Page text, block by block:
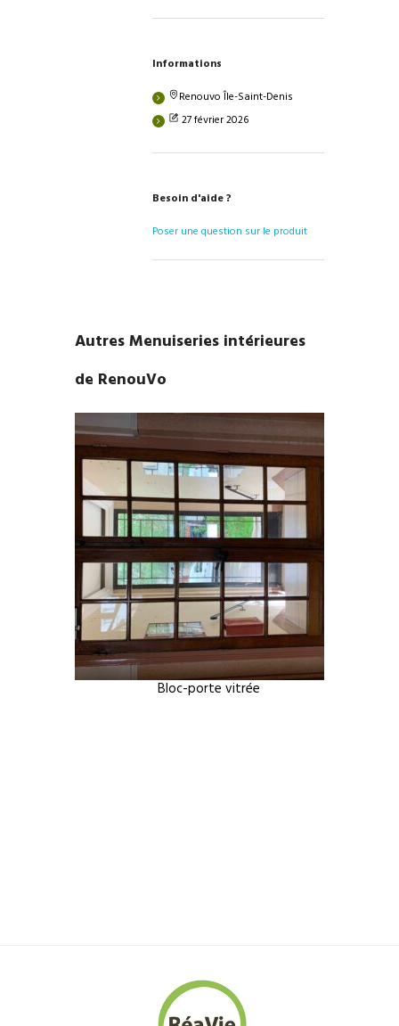
Informations
Renouvo Île-Saint-Denis
27 février 2026
Besoin d'aide ?
Poser une question sur le produit
Autres Menuiseries intérieures
de RenouVo
Bloc-porte vitrée